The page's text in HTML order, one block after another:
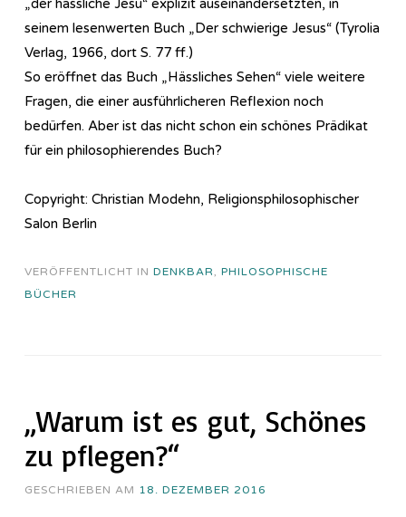
„der hässliche Jesu“ explizit auseinandersetzten, in
seinem lesenwerten Buch „Der schwierige Jesus“ (Tyrolia
Verlag, 1966, dort S. 77 ff.)
So eröffnet das Buch „Hässliches Sehen“ viele weitere
Fragen, die einer ausführlicheren Reflexion noch
bedürfen. Aber ist das nicht schon ein schönes Prädikat
für ein philosophierendes Buch?
Copyright: Christian Modehn, Religionsphilosophischer
Salon Berlin
VERÖFFENTLICHT IN DENKBAR, PHILOSOPHISCHE
BÜCHER
„Warum ist es gut, Schönes
zu pflegen?“
GESCHRIEBEN AM 18. DEZEMBER 2016